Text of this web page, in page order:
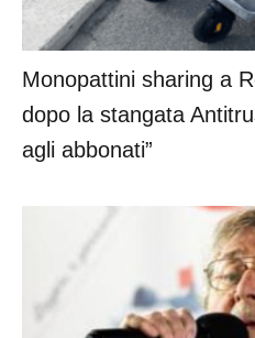
Monopattini sharing a
dopo la stangata
agli abbonati”